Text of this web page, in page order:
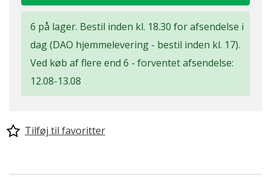
6 på lager. Bestil inden kl. 18.30 for afsendelse i
dag (DAO hjemmelevering - bestil inden kl. 17).
Ved køb af flere end 6 - forventet afsendelse:
12.08-13.08
Tilføj til favoritter